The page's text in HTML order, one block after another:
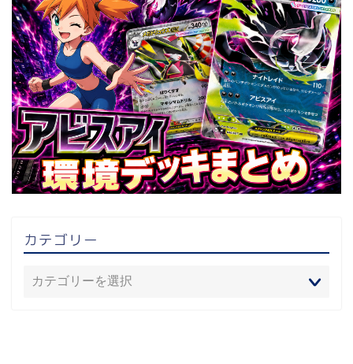
カテゴリー